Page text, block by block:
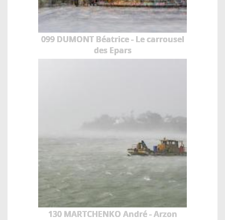
099 DUMONT Béatrice - Le carrousel
des Epars
130 MARTCHENKO André - Arzon